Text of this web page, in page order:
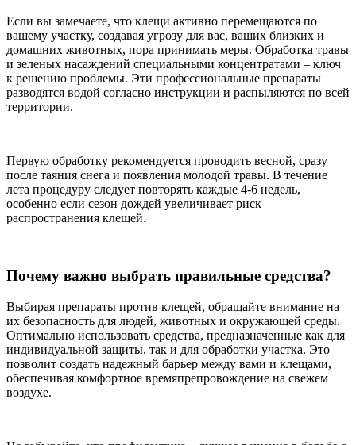
Если вы замечаете, что клещи активно перемещаются по
вашему участку, создавая угрозу для вас, ваших близких и
домашних животных, пора принимать меры. Обработка травы
и зеленых насаждений специальными концентратами – ключ
к решению проблемы. Эти профессиональные препараты
разводятся водой согласно инструкции и распыляются по всей
территории.
Первую обработку рекомендуется проводить весной, сразу
после таяния снега и появления молодой травы. В течение
лета процедуру следует повторять каждые 4-6 недель,
особенно если сезон дождей увеличивает риск
распространения клещей.
Почему важно выбрать правильные средства?
Выбирая препараты против клещей, обращайте внимание на
их безопасность для людей, животных и окружающей среды.
Оптимально использовать средства, предназначенные как для
индивидуальной защиты, так и для обработки участка. Это
позволит создать надежный барьер между вами и клещами,
обеспечивая комфортное времяпрепровождение на свежем
воздухе.